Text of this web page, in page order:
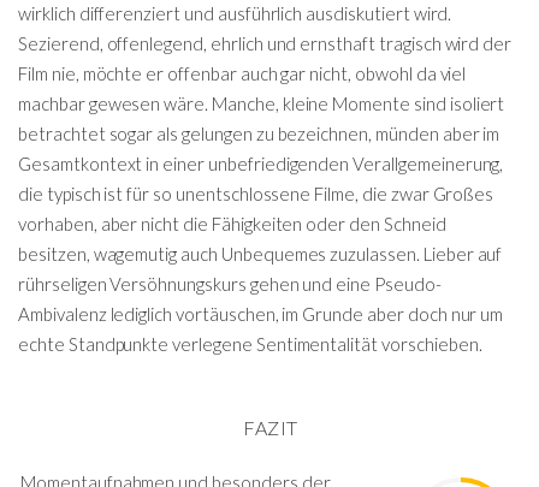
wirklich differenziert und ausführlich ausdiskutiert wird.
Sezierend, offenlegend, ehrlich und ernsthaft tragisch wird der
Film nie, möchte er offenbar auch gar nicht, obwohl da viel
machbar gewesen wäre. Manche, kleine Momente sind isoliert
betrachtet sogar als gelungen zu bezeichnen, münden aber im
Gesamtkontext in einer unbefriedigenden Verallgemeinerung,
die typisch ist für so unentschlossene Filme, die zwar Großes
vorhaben, aber nicht die Fähigkeiten oder den Schneid
besitzen, wagemutig auch Unbequemes zuzulassen. Lieber auf
rührseligen Versöhnungskurs gehen und eine Pseudo-
Ambivalenz lediglich vortäuschen, im Grunde aber doch nur um
echte Standpunkte verlegene Sentimentalität vorschieben.
FAZIT
Momentaufnahmen und besonders der